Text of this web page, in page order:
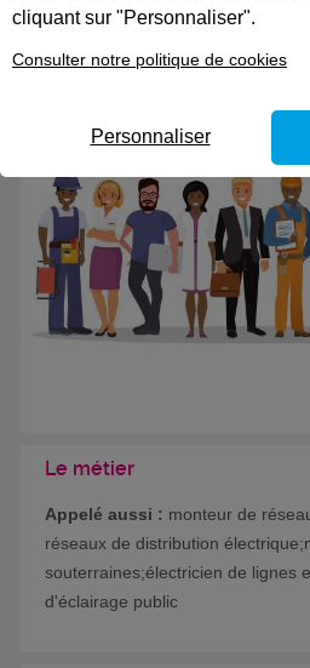
CODES
Le métier
Appelé aussi : monteur de
réseaux de distribution
souterraines;électricien de lignes
d'éclairage public
cliquant sur "Personnaliser".
Consulter notre politique de cookies
Personnaliser